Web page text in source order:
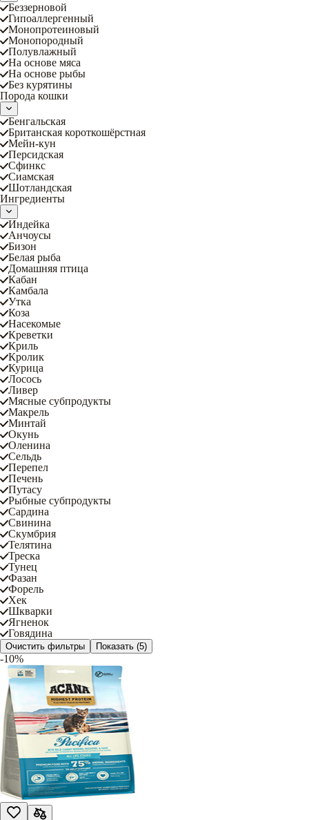
Беззерновой
Гипоаллергенный
Монопротеиновый
Монопородный
Полувлажный
На основе мяса
На основе рыбы
Без курятины
Порода кошки
Бенгальская
Британская короткошёрстная
Мейн-кун
Персидская
Сфинкс
Сиамская
Шотландская
Ингредиенты
Индейка
Анчоусы
Бизон
Белая рыба
Домашняя птица
Кабан
Камбала
Утка
Коза
Насекомые
Креветки
Криль
Кролик
Курица
Лосось
Ливер
Мясные субпродукты
Макрель
Минтай
Окунь
Оленина
Сельдь
Перепел
Печень
Путасу
Рыбные субпродукты
Сардина
Свинина
Скумбрия
Телятина
Треска
Тунец
Фазан
Форель
Хек
Шкварки
Ягненок
Говядина
Очистить фильтры Показать (5)
-10%